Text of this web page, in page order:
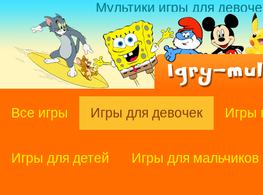
Мультики игры для
Все игры Игры для девочек Игры
Игры для детей Игры для мальчиков